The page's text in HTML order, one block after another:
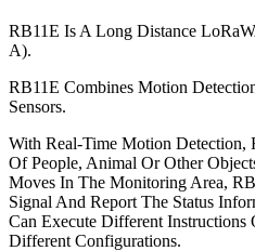
RB11E Is A Long Distance
A).
RB11E Combines Motion
Sensors.
With Real-Time Motion Detection,
Of People, Animal Or Other
Moves In The Monitoring Area,
Signal And Report The Status
Can Execute Different Instructions
Different Configurations.